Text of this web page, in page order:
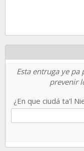
Esta entruga ye
prevenir
¿En que ciudá ta'l